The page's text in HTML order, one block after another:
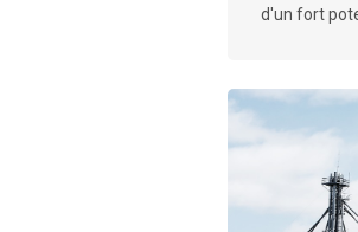
d'un fort